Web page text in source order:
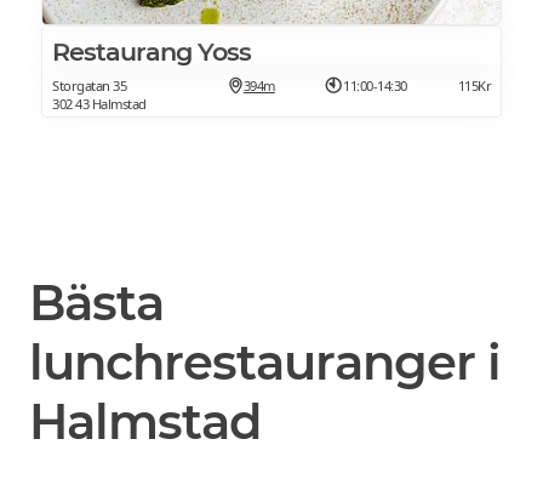
Restaurang Yoss
Storgatan 35
302 43 Halmstad
394m 11:00-14:30 115Kr
Bästa
lunchrestauranger i
Halmstad